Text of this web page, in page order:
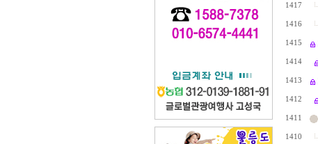
1417
1416
1415
1414
1413
1412
1411
1410